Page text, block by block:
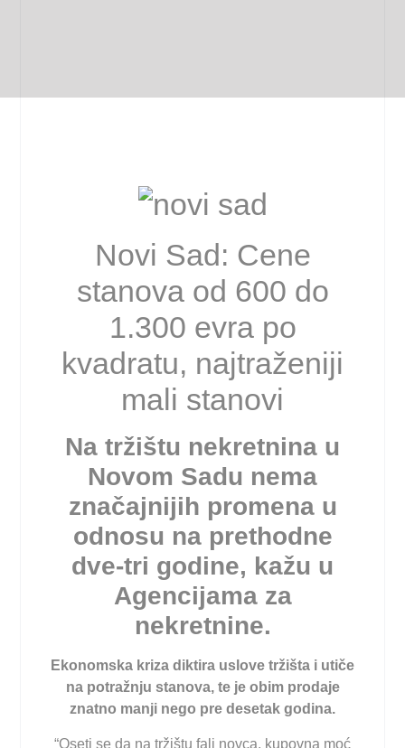
Novi Sad: Cene
stanova od 600 do
1.300 evra po
kvadratu, najtraženiji
mali stanovi
Na tržištu nekretnina u
Novom Sadu nema
značajnijih promena u
odnosu na prethodne
dve-tri godine, kažu u
Agencijama za
nekretnine.
Ekonomska kriza diktira uslove tržišta i utiče
na potražnju stanova, te je obim prodaje
znatno manji nego pre desetak godina.
“Oseti se da na tržištu fali novca, kupovna moć